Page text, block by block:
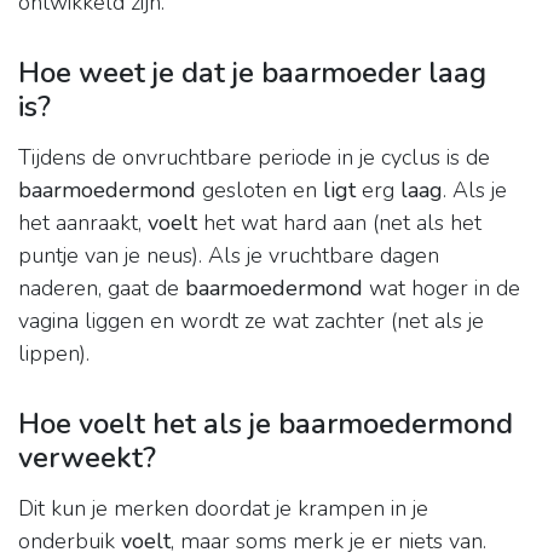
Hoe weet je dat je baarmoeder laag
is?
Tijdens de onvruchtbare periode in je cyclus is de
baarmoedermond gesloten en ligterg laag. Als je
het aanraakt, voelthet wat hard aan (net als het
puntje van je neus). Als je vruchtbare dagen
naderen, gaat de baarmoedermond wat hoger in de
vagina liggen en wordt ze wat zachter (net als je
lippen).
Hoe voelt het als je baarmoedermond
verweekt?
Dit kun je merken doordat je krampen in je
onderbuik voelt, maar soms merk je er niets van.